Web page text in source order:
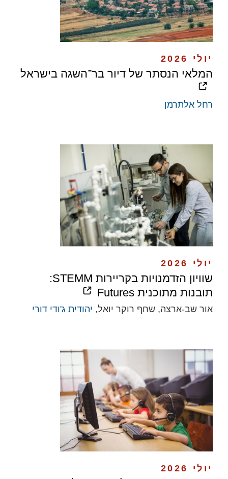
יולי 2026
המלאי הנסתר של דיור בר־השגה בישראל
רחל אלתרמן
יולי 2026
שוויון הזדמנויות בקריירות STEMM:
תובנות מתוכנית Futures
אור שב-ארצה, שחף רוקר יואל, יהודית ג'ודי דורי
יולי 2026